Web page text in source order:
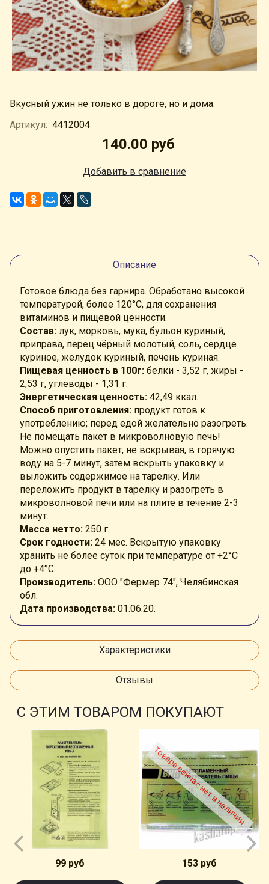
Вкусный ужин не только в дороге, но и дома.
Артикул: 4412004
140.00 руб
Добавить в сравнение
Описание
Готовое блюда без гарнира. Обработано высокой
температурой, более 120°C, для сохранения
витаминов и пищевой ценности.
Состав: лук, морковь, мука, бульон куриный,
приправа, перец чёрный молотый, соль, сердце
куриное, желудок куриный, печень куриная.
Пищевая ценность в 100г: белки - 3,52 г, жиры -
2,53 г, углеводы - 1,31 г.
Энергетическая ценность: 42,49 ккал.
Способ приготовления: продукт готов к
употреблению; перед едой желательно разогреть.
Не помещать пакет в микроволновую печь!
Можно опустить пакет, не вскрывая, в горячую
воду на 5-7 минут, затем вскрыть упаковку и
выложить содержимое на тарелку. Или
переложить продукт в тарелку и разогреть в
микроволновой печи или на плите в течение 2-3
минут.
Масса нетто: 250 г.
Срок годности: 24 мес. Вскрытую упаковку
хранить не более суток при температуре от +2°С
до +4°C.
Производитель: ООО "Фермер 74", Челябинская
обл.
Дата производства: 01.06.20.
Характеристики
Отзывы
С ЭТИМ ТОВАРОМ ПОКУПАЮТ
99 руб
Товара сейчас нет в наличии
153 руб